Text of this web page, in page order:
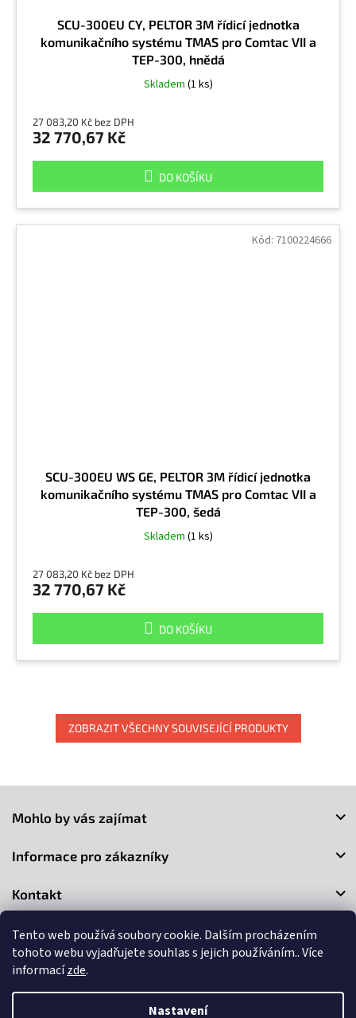
Tento web používá soubory cookie. Dalším procházením
tohoto webu vyjadřujete souhlas s jejich používáním.. Více
informacízde.
Nastavení
SCU-300EU CY, PELTOR 3M řídicí jednotka
komunikačního systému TMAS pro Comtac VII a
TEP-300, hnědá
Skladem (1 ks)
27 083,20 Kč bez DPH
32 770,67 Kč
DO KOŠÍKU
SCU-300EU WS GE, PELTOR 3M řídicí jednotka
komunikačního systému TMAS pro Comtac VII a
TEP-300, šedá
Skladem (1 ks)
27 083,20 Kč bez DPH
32 770,67 Kč
DO KOŠÍKU
Kód: 7100224666
ZOBRAZIT VŠECHNY SOUVISEJÍCÍ PRODUKTY
Mohlo by vás zajímat
Informace pro zákazníky
Kontakt
3Market. Všechna práva vyhrazena.